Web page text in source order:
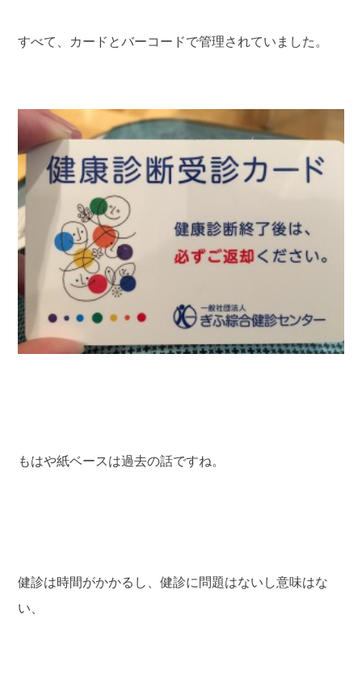
すべて、カードとバーコードで管理されていました。
もはや紙ベースは過去の話ですね。
健診は時間がかかるし、健診に問題はないし意味はな
い、